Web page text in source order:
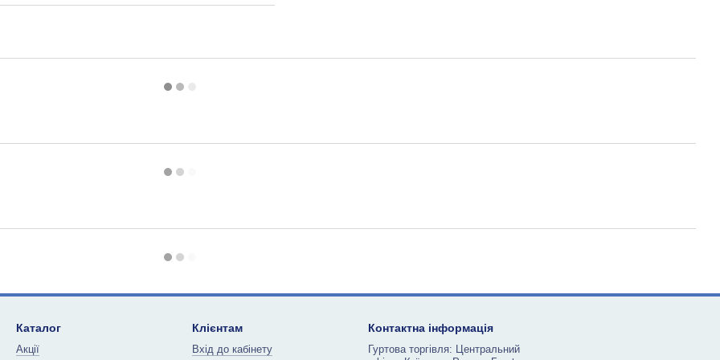
Каталог
Акції
Клієнтам
Вхід до кабінету
Контактна інформація
Гуртова торгівля: Центральний